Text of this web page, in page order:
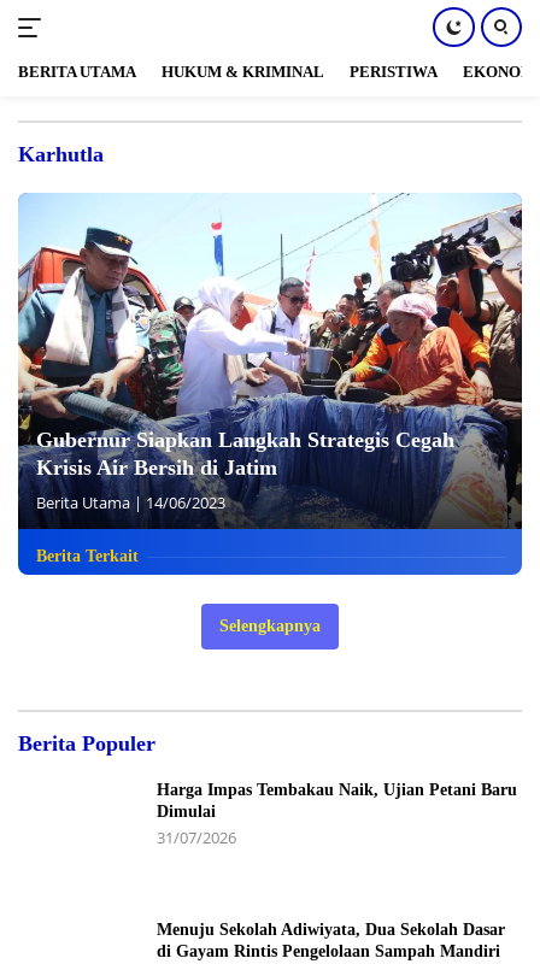
konten
BERITA UTAMA HUKUM & KRIMINAL PERISTIWA EKONOMI
Karhutla
Gubernur Siapkan Langkah Strategis Cegah
Krisis Air Bersih di Jatim
Berita Utama | 14/06/2023
Berita Terkait
Selengkapnya
Berita Populer
Harga Impas Tembakau Naik, Ujian Petani Baru
Dimulai
31/07/2026
Menuju Sekolah Adiwiyata, Dua Sekolah Dasar
di Gayam Rintis Pengelolaan Sampah Mandiri